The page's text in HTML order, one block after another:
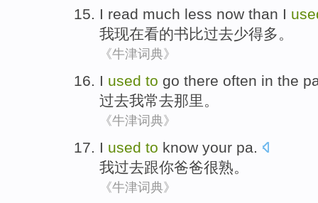
I read much less now than I
我现在看的书比过去少得多。
《牛津词典》
I used to go there often in the
过去我常去那里。
《牛津词典》
I used to know your pa.
我过去跟你爸爸很熟。
《牛津词典》